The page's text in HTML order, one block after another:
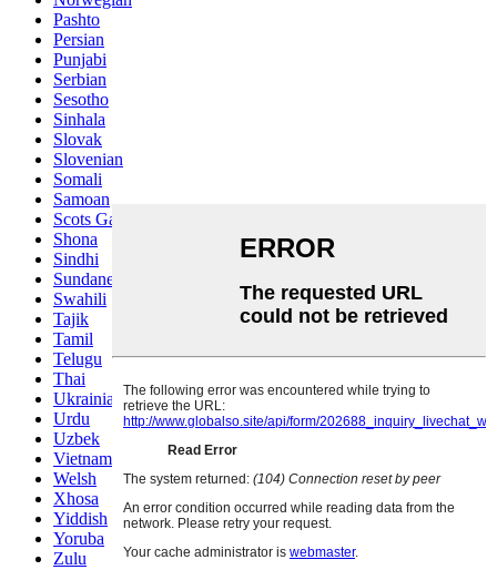
Pashto
Persian
Punjabi
Serbian
Sesotho
Sinhala
Slovak
Slovenian
Somali
Samoan
Scots Gaelic
Shona
Sindhi
Sundanese
Swahili
Tajik
Tamil
Telugu
Thai
Ukrainian
Urdu
Uzbek
Vietnamese
Welsh
Xhosa
Yiddish
Yoruba
Zulu